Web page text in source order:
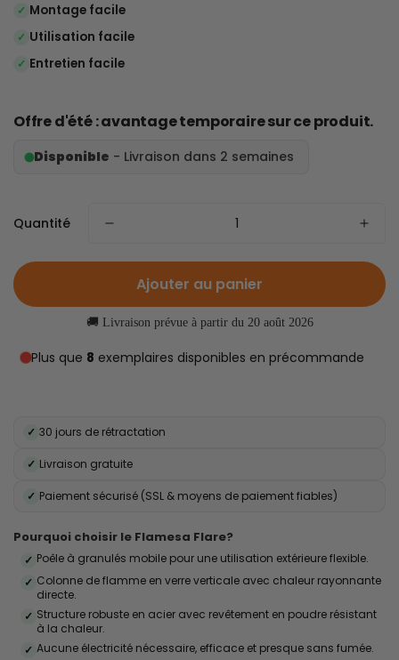
✓ Montage facile
✓ Utilisation facile
✓ Entretien facile
Offre d'été : avantage temporaire sur ce produit.
Disponible - Livraison dans 2 semaines
Quantité
Ajouter au panier
🚚 Livraison prévue à partir du 20 août 2026
Plus que 8 exemplaires disponibles en précommande
✓ 30 jours de rétractation
✓ Livraison gratuite
✓ Paiement sécurisé (SSL & moyens de paiement fiables)
Pourquoi choisir le Flamesa Flare?
✓ Poêle à granulés mobile pour une utilisation extérieure flexible.
✓ Colonne de flamme en verre verticale avec chaleur rayonnante
directe.
✓ Structure robuste en acier avec revêtement en poudre résistant
à la chaleur.
✓ Aucune électricité nécessaire, efficace et presque sans fumée.